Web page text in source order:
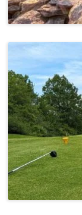
Stressbewältigung &
Golfen In Bad